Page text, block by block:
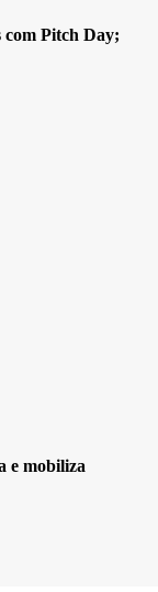
com Pitch Day;
e mobiliza